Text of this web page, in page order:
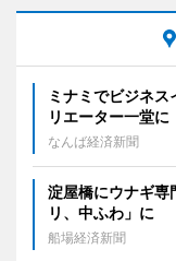
ミナミでビジネ
リエーター一堂に
なんば経済新聞
淀屋橋にウナギ
リ、中ふわ」に
船場経済新聞